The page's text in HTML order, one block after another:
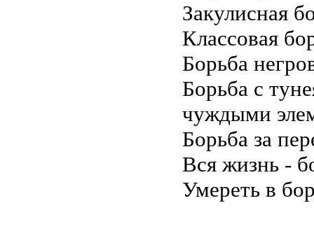
Закулисная
Классовая
Борьба
Борьба с
чуждыми
Борьба за
Вся жизнь -
Умереть в